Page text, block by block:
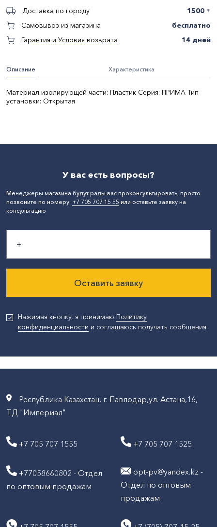
Описание Характеристика
Материал изолирующей части: Пластик Серия: ПРИМА Тип
установки: Открытая
Доставка по городу 1500 〒
Самовывоз из магазина
бесплатно
Гарантия и Условия возврата
14 дней
У вас есть вопросы?
Менеджеры магазина будут рады вас проконсультировать, просто
позвоните по номеру: +7 705 707 15 55 или оставьте заявку на
консультацию
Оставить заявку
Нажимая кнопку, я принимаю Политику
конфиденциальности и соглашаюсь получать сообщения
Республика Казахстан, г. Павлодар,ул. Астана,16,
ТД "Империал"
+7 705 707 1555 +7 705 707 1525
+77058660802 - Отдел
по оптовым продажам
opt-pv@yandex.kz -
Отдел по оптовым
продажам